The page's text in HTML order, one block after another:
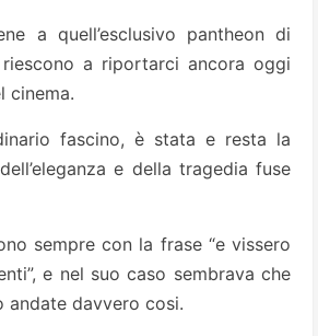
a quell’esclusivo pantheon di
a riportarci ancora oggi
cinema.
fascino, è stata e resta la
e della tragedia fuse
sempre con la frase “e vissero
e nel suo caso sembrava che
andate davvero cosi.